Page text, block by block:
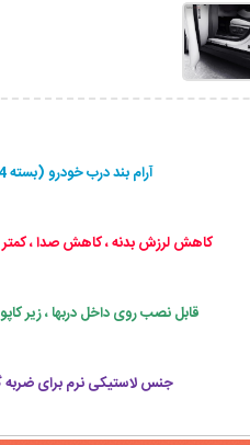
آرام بند درب خودرو (بسته 4 عددی)
کاهش لرزش بدنه ، کاهش صدا ،
قابل نصب روی داخل دربها ، زیر
جنس لاستیکی نرم برای ضربه